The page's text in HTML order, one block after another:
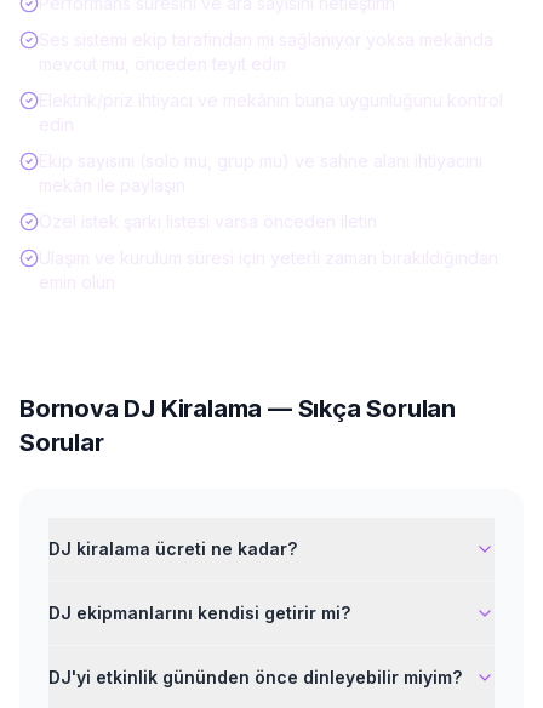
Bornova DJ Kiralama — Sıkça Sorulan
Sorular
DJ kiralama ücreti ne kadar?
DJ ekipmanlarını kendisi getirir mi?
DJ'yi etkinlik gününden önce dinleyebilir miyim?